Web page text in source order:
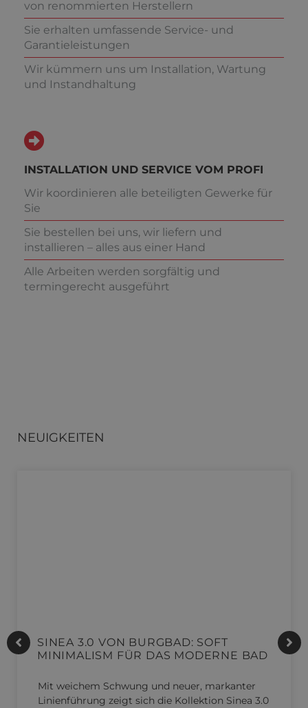
von renommierten Herstellern
Sie erhalten umfassende Service- und
Garantieleistungen
Wir kümmern uns um Installation, Wartung
und Instandhaltung
INSTALLATION UND SERVICE VOM PROFI
Wir koordinieren alle beteiligten Gewerke für
Sie
Sie bestellen bei uns, wir liefern und
installieren – alles aus einer Hand
Alle Arbeiten werden sorgfältig und
termingerecht ausgeführt
NEUIGKEITEN
SINEA 3.0 VON BURGBAD: SOFT
MINIMALISM FÜR DAS MODERNE BAD
Mit weichem Schwung und neuer, markanter
Linienführung zeigt sich die Kollektion Sinea 3.0